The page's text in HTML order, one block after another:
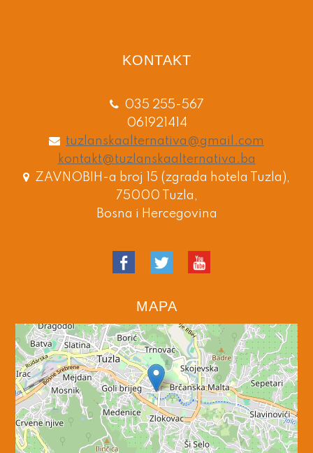
KONTAKT
035 255-567
061921414
tuzlanskaalternativa@gmail.com
kontakt@tuzlanskaalternativa.ba
ZAVNOBIH-a broj 15 (zgrada hotela Tuzla),
75000 Tuzla,
Bosna i Hercegovina
MAPA